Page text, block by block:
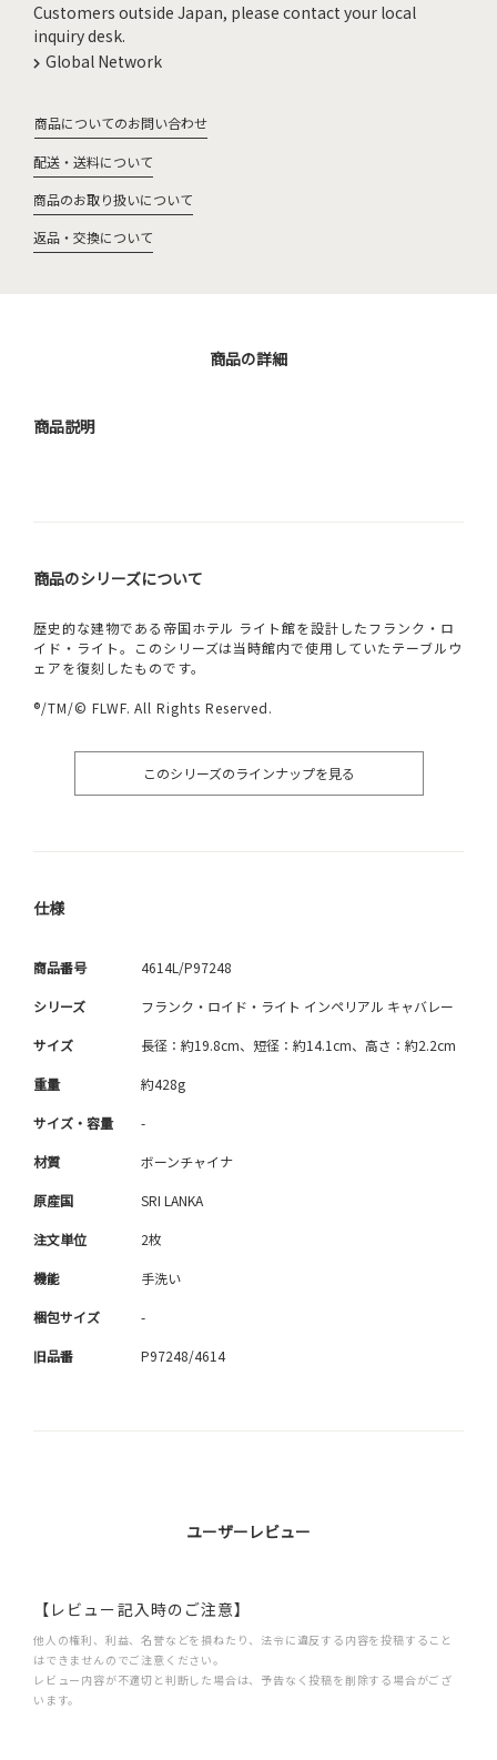
Customers outside Japan, please contact your local
inquiry desk.
Global Network
商品についてのお問い合わせ
配送・送料について
商品のお取り扱いについて
返品・交換について
商品の詳細
商品説明
商品のシリーズについて
歴史的な建物である帝国ホテル ライト館を設計したフランク・ロ
イド・ライト。このシリーズは当時館内で使用していたテーブルウ
ェアを復刻したものです。
®/TM/© FLWF. All Rights Reserved.
このシリーズのラインナップを見る
仕様
商品番号 4614L/P97248
シリーズ フランク・ロイド・ライト インペリアル キャバレー
サイズ 長径：約19.8cm、短径：約14.1cm、高さ：約2.2cm
重量 約428g
サイズ・容量 -
材質 ボーンチャイナ
原産国 SRI LANKA
注文単位 2枚
機能 手洗い
梱包サイズ -
旧品番 P97248/4614
ユーザーレビュー
【レビュー記入時のご注意】
他人の権利、利益、名誉などを損ねたり、法令に違反する内容を投稿すること
はできませんのでご注意ください。
レビュー内容が不適切と判断した場合は、予告なく投稿を削除する場合がござ
います。